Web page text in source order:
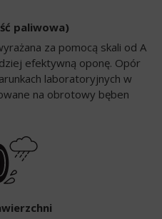
paliwowa)
za pomocą skali od A
efektywną oponę. Opór
laboratoryjnych w
na obrotowy bęben